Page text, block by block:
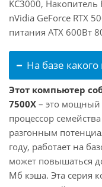
KC3000, Накопитель
nVidia GeForce RTX
питания ATX 600Вт
На базе
Этот компьютер
7500X – это
процессор
разгонным
году, работает на
может повышаться
Мб кэша. Эта серия